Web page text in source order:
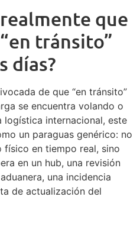
que
tránsito”
días?
de que “en tránsito”
se encuentra volando o
logística internacional, este
un paraguas genérico: no
físico en tiempo real, sino
en un hub, una revisión
una incidencia
de actualización del